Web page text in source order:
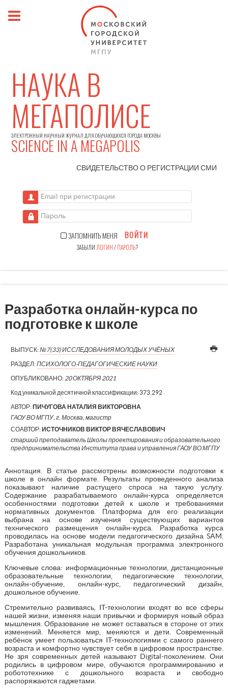
НАУКА В
МЕГАПОЛИСЕ
ЭЛЕКТРОННЫЙ НАУЧНЫЙ ЖУРНАЛ ДЛЯ ОБУЧАЮЩИХСЯ ГОРОДА МОСКВЫ
SCIENCE IN A MEGAPOLIS
СВИДЕТЕЛЬСТВО О РЕГИСТРАЦИИСМИ
Email при регистрации
Пароль
ЗАПОМНИТЬ МЕНЯ ВОЙТИ
ЗАБЫЛИ ЛОГИН/ПАРОЛЬ?
Разработка онлайн-курса по
подготовке к школе
ВЫПУСК:№7(33) ИССЛЕДОВАНИЯ МОЛОДЫХ УЧЁНЫХ
РАЗДЕЛ:ПСИХОЛОГО-ПЕДАГОГИЧЕСКИЕ НАУКИ
ОПУБЛИКОВАНО: 20 ОКТЯБРЯ 2021
Код уникальной десятичной классификации: 373.292
АВТОР:ПИЧУГОВА НАТАЛИЯ ВИКТОРОВНА
ГАОУ ВО МГПУ, г. Москва, магистр
СОАВТОР:ИСТОЧНИКОВ ВИКТОР ВЯЧЕСЛАВОВИЧ
старший преподаватель Школы проектирования и образовательного
предпринимательства Института права и управления ГАОУ ВО МГПУ
Аннотация. В статье рассмотрены возможности подготовки к
школе в онлайн формате. Результаты проведенного анализа
показывают наличие растущего спроса на такую услугу.
Содержание разрабатываемого онлайн-курса определяется
особенностями подготовки детей к школе и требованиями
нормативных документов. Платформа для его реализации
выбрана на основе изучения существующих вариантов
технического размещения онлайн-курса. Разработка курса
проводилась на основе модели педагогического дизайна SAM.
Разработана уникальная модульная программа электронного
обучения дошкольников.
Ключевые слова: информационные технологии, дистанционные
образовательные технологии, педагогические технологии,
онлайн-обучение, онлайн-курс, педагогический дизайн,
дошкольное обучение.
Стремительно развиваясь, IT-технологии входят во все сферы
нашей жизни, изменяя наши привычки и формируя новый образ
мышления. Образование не может оставаться в стороне от этих
изменений. Меняется мир, меняются и дети. Современный
ребёнок умеет пользоваться IT-технологиями с самого раннего
возраста и комфортно чувствует себя в цифровом пространстве.
Не зря современных детей называют Digital-поколением. Они
родились в цифровом мире, обучаются программированию и
робототехнике с дошкольного возраста и свободно
распоряжаются гаджетами.